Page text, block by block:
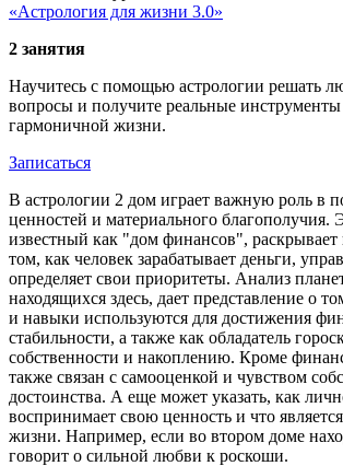
«Астрология для жизни 3.0»
2 занятия
Научитесь с помощью астрологии решать
вопросы и получите реальные инструменты
гармоничной жизни.
Записаться
В астрологии 2 дом играет важную роль в
ценностей и материального благополучия.
известный как "дом финансов",
том, как человек зарабатывает деньги,
определяет свои приоритеты. Анализ
находящихся здесь, дает представление о
и навыки используются для достижения
стабильности, а также как обладатель
собственности и накоплению. Кроме
также связан с самооценкой и чувством
достоинства. А еще может указать, как
воспринимает свою ценность и что
жизни. Например, если во втором доме
говорит о сильной любви к роскоши.